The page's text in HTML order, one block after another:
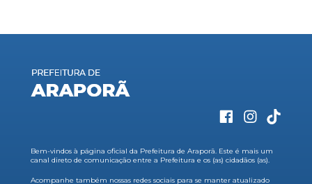
Bem-vindos à página oficial da Prefeitura de Araporã. Este é mais um
canal direto de comunicação entre a Prefeitura e os (as) cidadãos (as).
Acompanhe também nossas redes sociais para se manter atualizado